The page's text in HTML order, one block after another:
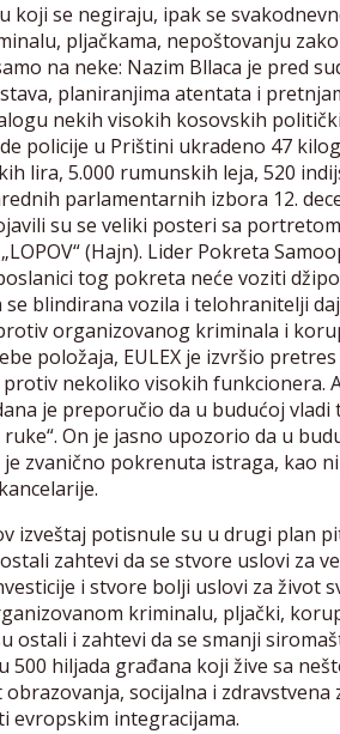
koji se negiraju, ipak se
pljačkama, nepoštovanju
na neke: Nazim Bllaca je pred
planiranjima atentata i
nekih visokih kosovskih
policije u Prištini ukradeno 47
lira, 5.000 rumunskih leja, 520
parlamentarnih izbora 12.
su se veliki posteri sa
(Hajn). Lider Pokreta
tog pokreta neće voziti
blindirana vozila i telohranitelji
organizovanog kriminala i
položaja, EULEX je izvršio
nekoliko visokih funkcionera.
je preporučio da u budućoj vladi
On je jasno upozorio da u
zvanično pokrenuta istraga, kao
izveštaj potisnule su u drugi plan
zahtevi da se stvore uslovi za
i stvore bolji uslovi za život
kriminalu, pljački,
ostali i zahtevi da se smanji
hiljada građana koji žive sa
socijalna i zdravstvena
evropskim integracijama.